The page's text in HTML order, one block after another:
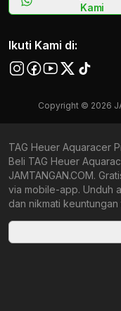
Kami
Ikuti Kami di:
Copyright © 2026
TAG Heuer Aquaracer
Beli TAG Heuer
JAMTANGAN.COM.
via mobile-app. Unduh
dan nikmati
TAG Heuer Diver